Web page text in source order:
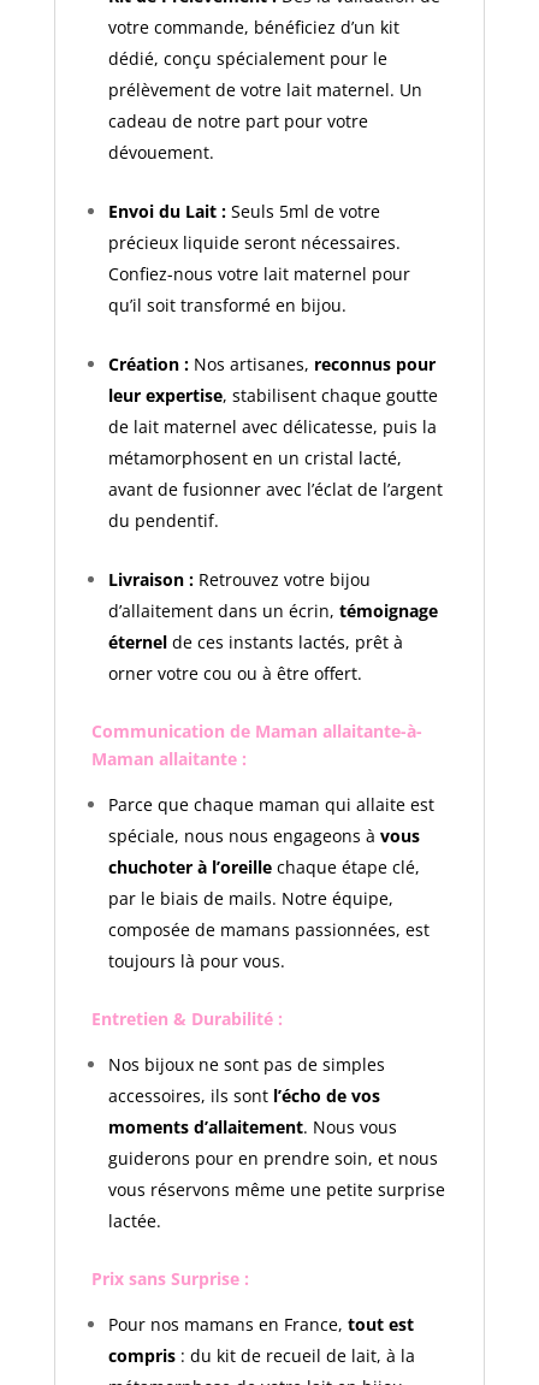
votre commande, bénéficiez d’un kit
dédié, conçu spécialement pour le
prélèvement de votre lait maternel. Un
cadeau de notre part pour votre
dévouement.
Envoi du Lait :Seuls 5ml de votre
précieux liquide seront nécessaires.
Confiez-nous votre lait maternel pour
qu’il soit transformé en bijou.
Création :Nos artisanes, reconnus pour
leur expertise, stabilisent chaque goutte
de lait maternel avec délicatesse, puis la
métamorphosent en un cristal lacté,
avant de fusionner avec l’éclat de l’argent
du pendentif.
Livraison :Retrouvez votre bijou
d’allaitement dans un écrin, témoignage
éternelde ces instants lactés, prêt à
orner votre cou ou à être offert.
Communication de Maman allaitante-à-
Maman allaitante :
Parce que chaque maman qui allaite est
spéciale, nous nous engageons à vous
chuchoter à l’oreillechaque étape clé,
par le biais de mails. Notre équipe,
composée de mamans passionnées, est
toujours là pour vous.
Entretien & Durabilité :
Nos bijoux ne sont pas de simples
accessoires, ils sont l’écho de vos
moments d’allaitement. Nous vous
guiderons pour en prendre soin, et nous
vous réservons même une petite surprise
lactée.
Prix sans Surprise :
Pour nos mamans en France, tout est
compris: du kit de recueil de lait, à la